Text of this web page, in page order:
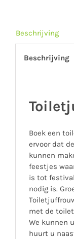
Beschrijving
Beschrijving
Boek een
ervoor dat
kunnen
feestjes
is tot
nodig is.
met de
We kunnen
huurt u